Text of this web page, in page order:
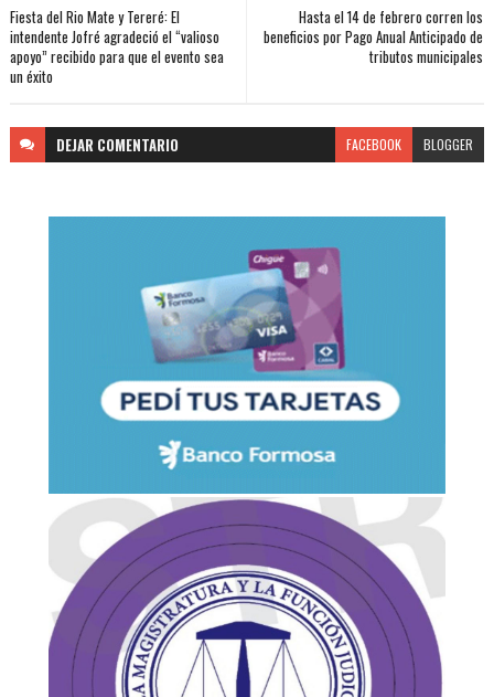
Hasta el 14 de febrero corren los
beneficios por Pago Anual Anticipado de
tributos municipales
Fiesta del Rio Mate y Tereré: El
intendente Jofré agradeció el “valioso
apoyo” recibido para que el evento sea
un éxito
DEJAR COMENTARIO FACEBOOK BLOGGER